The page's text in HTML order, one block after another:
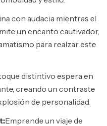
con audacia mientras el
un encanto cautivador,
para realzar este
distintivo espera en
creando un contraste
de personalidad.
Emprende un viaje de